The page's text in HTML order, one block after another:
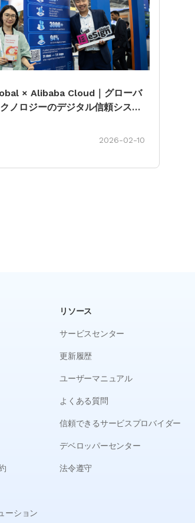
× Alibaba Cloud｜グローバ
ノロジーのデジタル信頼システ
2026-02-10
ーション
リソース
サービスセンター
更新履歴
ユーザーマニュアル
よくある質問
信頼できるサービスプロバイダー
デベロッパーセンター
法令遵守